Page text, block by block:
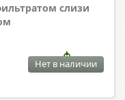
слизи
Нет в наличии